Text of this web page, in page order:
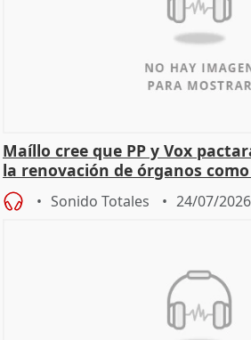
Maíllo cree que PP y Vox
la renovación de órganos
Sonido Totales 24/07/2026